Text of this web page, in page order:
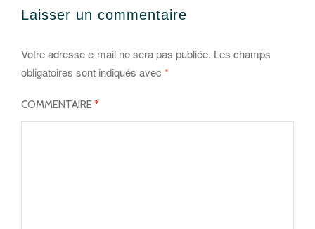
Laisser un commentaire
Votre adresse e-mail ne sera pas publiée. Les champs
obligatoires sont indiqués avec *
COMMENTAIRE*